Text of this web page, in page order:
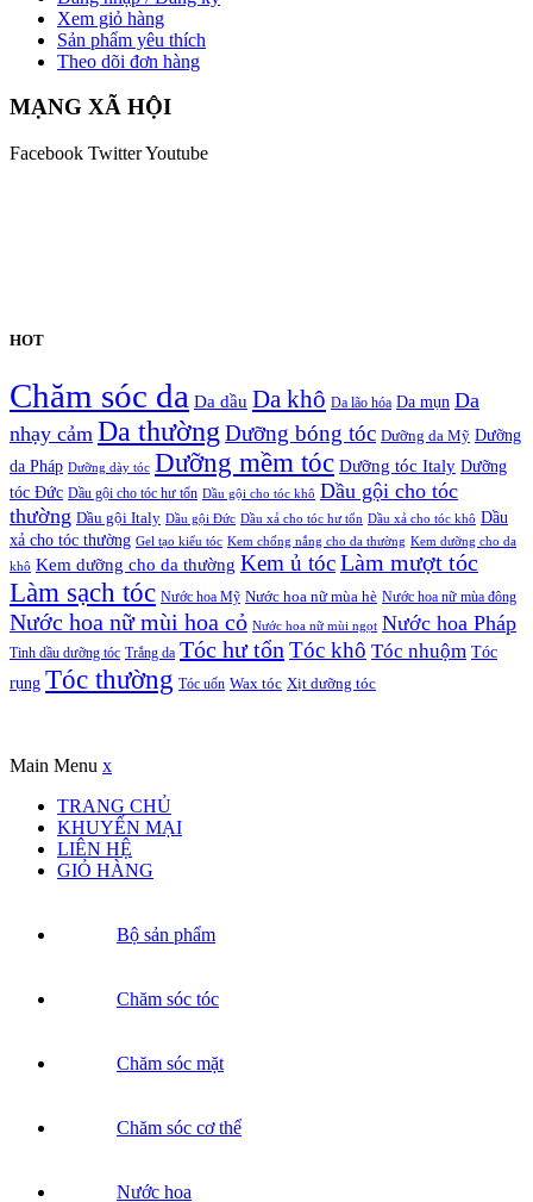
Xem giỏ hàng
Sản phẩm yêu thích
Theo dõi đơn hàng
MẠNG XÃ HỘI
Facebook TwitterYoutube
HOT
Chăm sóc da Da dầu Da khô Da lão hóa Da mụn Da
nhạy cảm Da thường Dưỡng bóng tóc Dưỡng da Mỹ Dưỡng
da Pháp Dưỡng dày tóc Dưỡng mềm tóc Dưỡng tóc Italy Dưỡng
tóc Đức
Dầu gội cho tóc hư tổn Dầu gội cho tóc khô Dầu gội cho tóc
thường Dầu gội Italy Dầu gội Đức Dầu xả cho tóc hư tổn Dầu xả cho tóc khô Dầu
xả cho tóc thường Gel tạo kiểu tóc Kem chống nắng cho da thường Kem dưỡng cho da
khô Kem dưỡng cho da thường Kem ủ tócLàm mượt tóc
Làm sạch tóc Nước hoa Mỹ Nước hoa nữ mùa hè Nước hoa nữ mùa đông
Nước hoa nữ mùi hoa cỏ Nước hoa nữ mùi ngọt Nước hoa Pháp
Tinh dầu dưỡng tóc Trắng da Tóc hư tổn Tóc khô Tóc nhuộm Tóc
rụng Tóc thường Tóc uốn Wax tóc Xịt dưỡng tóc
Main Menu x
TRANG CHỦ
KHUYẾN MẠI
LIÊN HỆ
GIỎ HÀNG
Bộ sản phẩm
Chăm sóc tóc
Chăm sóc mặt
Chăm sóc cơ thể
Nước hoa